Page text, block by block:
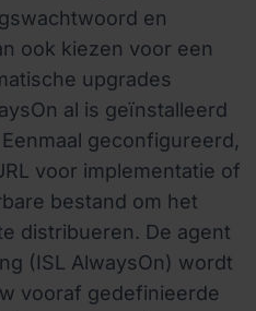
en
ook kiezen voor een
upgrades
al is geïnstalleerd
geconfigureerd,
voor implementatie of
bestand om het
distribueren. De agent
(ISL AlwaysOn) wordt
vooraf gedefinieerde